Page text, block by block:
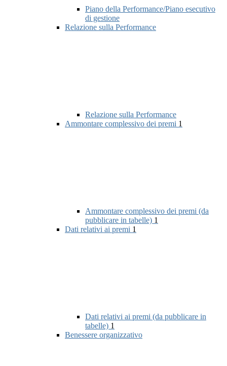
Piano della Performance/Piano esecutivo
di gestione
Relazione sulla Performance
Relazione sulla Performance
Ammontare complessivo dei premi 1
Ammontare complessivo dei premi (da
pubblicare in tabelle) 1
Dati relativi ai premi 1
Dati relativi ai premi (da pubblicare in
tabelle) 1
Benessere organizzativo